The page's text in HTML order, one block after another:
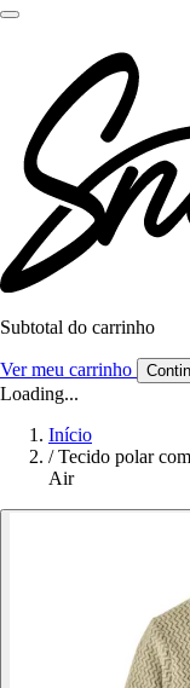
Subtotal do carrinho
Ver meu carrinho
Loading...
Início
/ Tecido polar
Air